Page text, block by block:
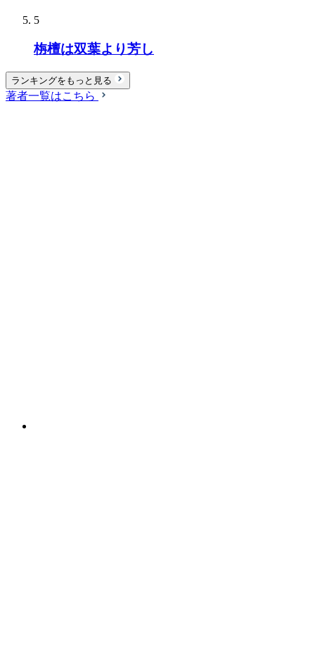
5
栴檀は双葉より芳し
ランキングをもっと見る
著者一覧はこちら